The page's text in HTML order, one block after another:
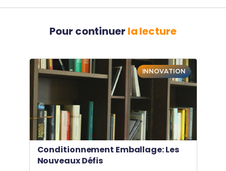
Pour continuer la lecture
INNOVATION
Conditionnement Emballage: Les
Nouveaux Défis